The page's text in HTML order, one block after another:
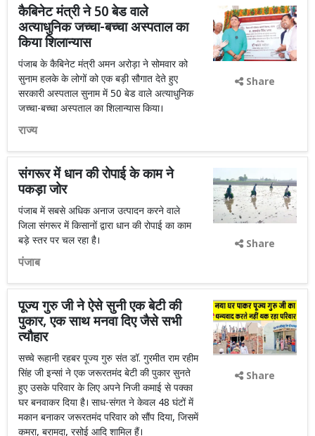
कैबिनेट मंत्री ने 50 बेड वाले
अत्याधुनिक जच्चा-बच्चा अस्पताल का
किया शिलान्यास
पंजाब के कैबिनेट मंत्री अमन अरोड़ा ने सोमवार को
सुनाम हलके के लोगों को एक बड़ी सौगात देते हुए
सरकारी अस्पताल सुनाम में 50 बेड वाले अत्याधुनिक
जच्चा-बच्चा अस्पताल का शिलान्यास किया।
राज्य
Share
संगरूर में धान की रोपाई के काम ने
पकड़ा जोर
पंजाब में सबसे अधिक अनाज उत्पादन करने वाले
जिला संगरूर में किसानों द्वारा धान की रोपाई का काम
बड़े स्तर पर चल रहा है।
पंजाब
Share
पूज्य गुरु जी ने ऐसे सुनी एक बेटी की
पुकार, एक साथ मनवा दिए जैसे सभी
त्यौहार
सच्चे रूहानी रहबर पूज्य गुरु संत डॉ. गुरमीत राम रहीम
सिंह जी इन्सां ने एक जरूरतमंद बेटी की पुकार सुनते
हुए उसके परिवार के लिए अपने निजी कमाई से पक्का
घर बनवाकर दिया है। साध-संगत ने केवल 48 घंटों में
मकान बनाकर जरूरतमंद परिवार को सौंप दिया, जिसमें
कमरा, बरामदा, रसोई आदि शामिल हैं।
Share